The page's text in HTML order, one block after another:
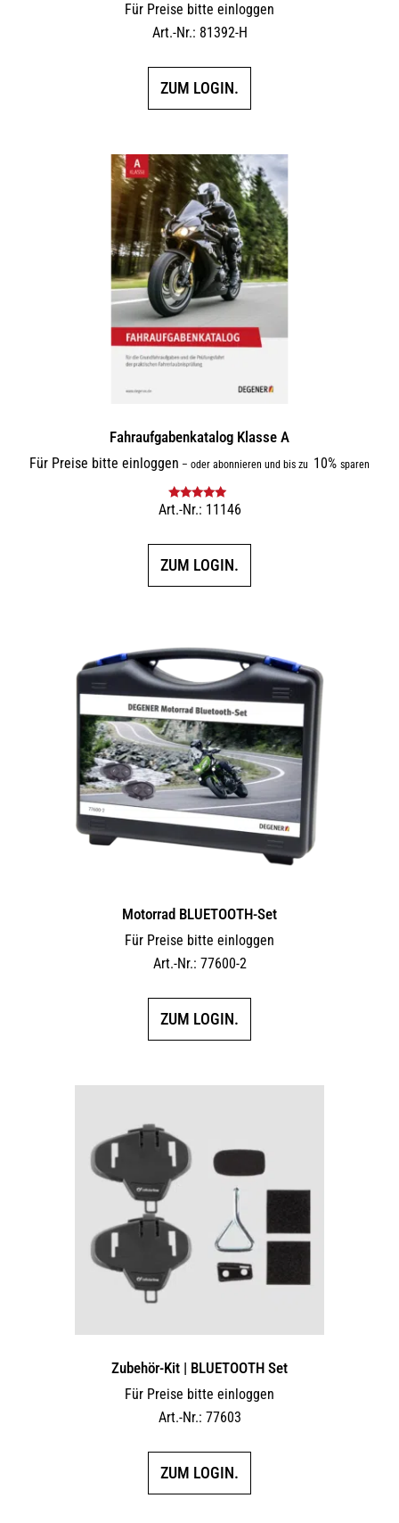
Für Preise bitte einloggen
Art.-Nr.: 81392-H
ZUM LOGIN.
Fahraufgabenkatalog Klasse A
Für Preise bitte einloggen – oder abonnieren und bis zu 10% sparen
Bewertet mit
Art.-Nr.: 11146
ZUM LOGIN.
Motorrad BLUETOOTH-Set
Für Preise bitte einloggen
Art.-Nr.: 77600-2
ZUM LOGIN.
Zubehör-Kit | BLUETOOTH Set
Für Preise bitte einloggen
Art.-Nr.: 77603
ZUM LOGIN.